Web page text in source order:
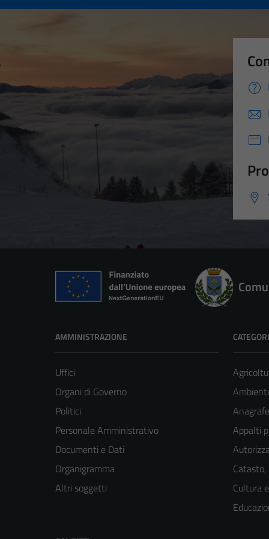
AMMINISTRAZIONE
Uffici
Organi di Governo
Politici
Personale Amministrativo
Documenti e Dati
Organigramma
Altri soggetti
Appalti
Catasto,
Cultura